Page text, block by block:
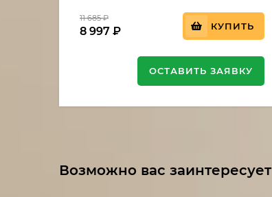
11 685₽
8 997 ₽ КУПИТЬ
ОСТАВИТЬ ЗАЯВКУ
Возможно вас заинтересует